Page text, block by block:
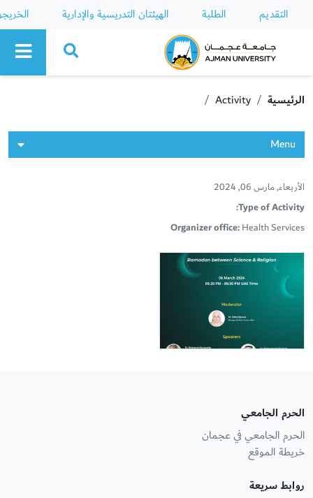
التقديم الطلبة الهيئتان التدريسية والإدارية
Ajman University
الرئيسية Activity
Menu
الأربعاء, مارس 06, 2024
Type of Activity:
Organizer office:Health Services
الحرم الجامعي
الحرم الجامعي في عجمان
خريطة الموقع
روابط سريعة